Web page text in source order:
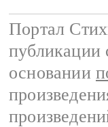
Портал
публикации
основании